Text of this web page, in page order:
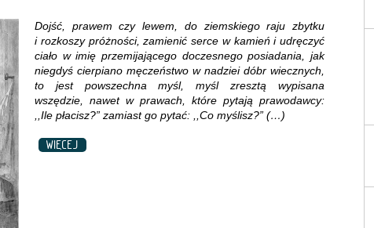
Dojść, prawem czy lewem, do ziemskiego raju zbytku
i rozkoszy próżności, zamienić serce w kamień i udręczyć
ciało w imię przemijającego doczesnego posiadania, jak
niegdyś cierpiano męczeństwo w nadziei dóbr wiecznych,
to jest powszechna myśl, myśl zresztą wypisana
wszędzie, nawet w prawach, które pytają prawodawcy:
,,Ile płacisz?” zamiast go pytać: ,,Co myślisz?” (…)
WIĘCEJ